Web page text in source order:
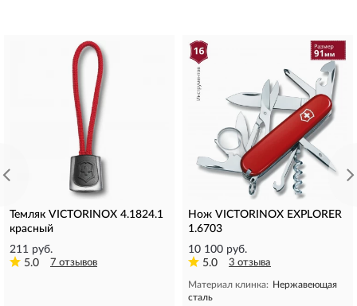
Темляк VICTORINOX 4.1824.1
красный
211 руб.
5.0
7 отзывов
Нож VICTORINOX EXPLORER
1.6703
10 100 руб.
5.0
3 отзыва
Материал клинка: Нержавеющая
сталь